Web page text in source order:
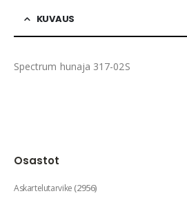
KUVAUS
Spectrum hunaja 317-02S
Osastot
Askartelutarvike(2956)